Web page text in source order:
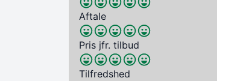
Aftale
Pris jfr. tilbud
Tilfredshed